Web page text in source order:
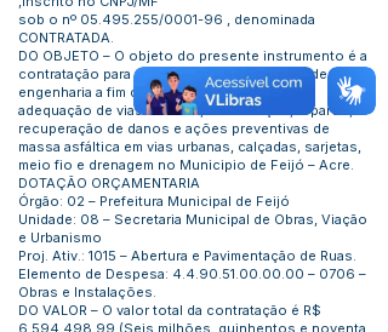
sob o nº 05.495.255/0001-96 , denominada
CONTRATADA.
DO OBJETO – O objeto do presente instrumento é a
contratação para obras e serviços comuns de
engenharia a fim de realizar a pavimentação e
adequação de vias urbanas, manutenção, reparos,
recuperação de danos e ações preventivas de
massa asfáltica em vias urbanas, calçadas, sarjetas,
meio fio e drenagem no Municipio de Feijó – Acre.
DOTAÇÃO ORÇAMENTARIA
Órgão: 02 – Prefeitura Municipal de Feijó
Unidade: 08 – Secretaria Municipal de Obras, Viação
e Urbanismo
Proj. Ativ.: 1015 – Abertura e Pavimentação de Ruas.
Elemento de Despesa: 4.4.90.51.00.00.00 – 0706 –
Obras e Instalações.
DO VALOR – O valor total da contratação é R$
6.594.498,99 (Seis milhões, quinhentos e noventa